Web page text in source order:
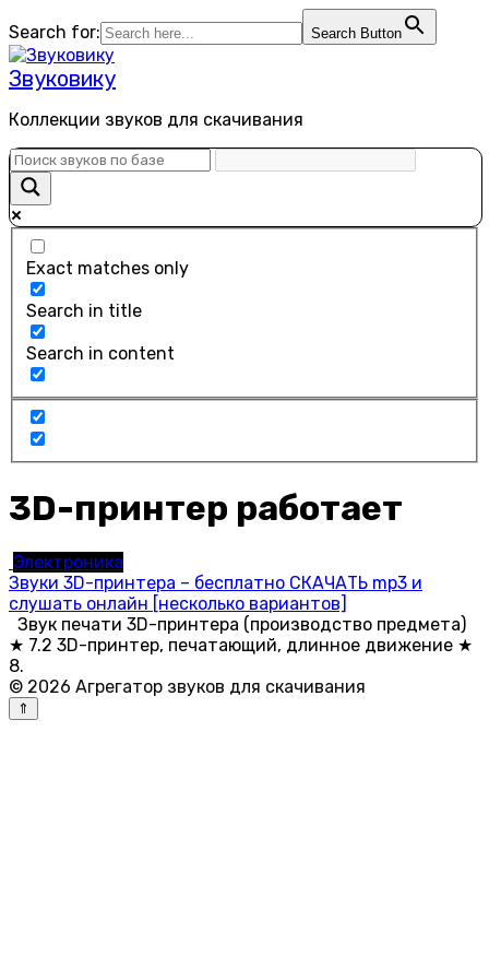
к
содержанию
Search for: Search Button
Звуковику
Коллекции звуков для скачивания
Exact matches only
Search in title
Search in content
3D-принтер работает
Электроника
Звуки 3D-принтера – бесплатно СКАЧАТЬ mp3 и
слушать онлайн [несколько вариантов]
Звук печати 3D-принтера (производство предмета)
★ 7.2 3D-принтер, печатающий, длинное движение ★
8.
© 2026 Агрегатор звуков для скачивания